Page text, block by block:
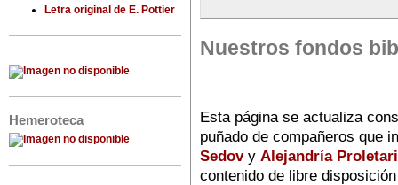
Letra original de E. Pottier
Hemeroteca
Nuestros fondos
Esta página se actualiza
puñado de compañeros que
Sedov y Alejandría
contenido de libre